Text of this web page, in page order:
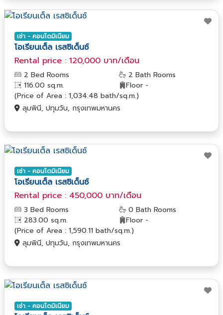
เช่า - คอนโดมิเนียม
โอเรียนเต็ล เรสซิเด็นซ์
Rental price : 120,000 บาท/เดือน
2 Bed Rooms
2 Bath Rooms
116.00 sq.m.
Floor -
(Price of Area : 1,034.48 bath/sq.m.)
ลุมพินี, ปทุมวัน, กรุงเทพมหานคร
เช่า - คอนโดมิเนียม
โอเรียนเต็ล เรสซิเด็นซ์
Rental price : 450,000 บาท/เดือน
3 Bed Rooms
0 Bath Rooms
283.00 sq.m.
Floor -
(Price of Area : 1,590.11 bath/sq.m.)
ลุมพินี, ปทุมวัน, กรุงเทพมหานคร
เช่า - คอนโดมิเนียม